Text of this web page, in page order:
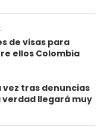
de visas para
ellos Colombia
tras denuncias
verdad llegará muy